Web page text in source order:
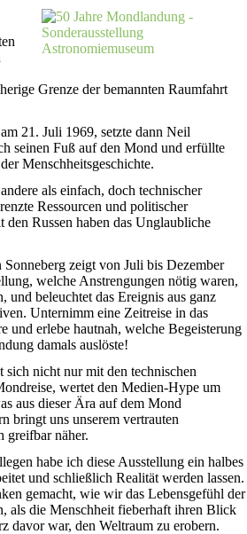
Grenze der bemannten Raumfahrt
21. Juli 1969, setzte dann Neil
seinen Fuß auf den Mond und erfüllte
Menschheitsgeschichte.
als einfach, doch technischer
Ressourcen und politischer
Russen haben das Unglaubliche
zeigt von Juli bis Dezember
welche Anstrengungen nötig waren,
und beleuchtet das Ereignis aus ganz
Unternimm eine Zeitreise in das
und erlebe hautnah, welche Begeisterung
damals auslöste!
nicht nur mit den technischen
wertet den Medien-Hype um
aus dieser Ära auf dem Mond
bringt uns unserem vertrauten
greifbar näher.
habe ich diese Ausstellung ein halbes
und schließlich Realität werden lassen.
gemacht, wie wir das Lebensgefühl der
als die Menschheit fieberhaft ihren Blick
davor war, den Weltraum zu erobern.